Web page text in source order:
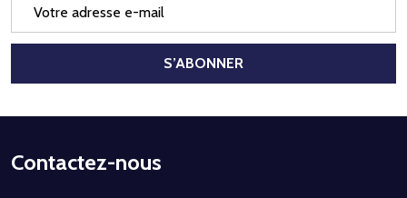
mail
S’ABONNER
Début
Contactez-nous